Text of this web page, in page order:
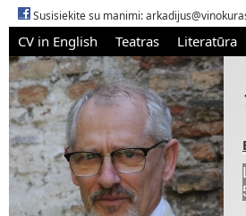
Susisiekite su manimi:
CV in English Teatras Literatūra